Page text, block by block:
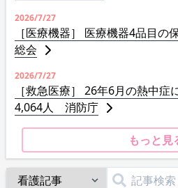
2026/7/27
［医療機器］ 医療機器4品目
総会
2026/7/27
［救急医療］ 26年6月の熱中症
4,064人 消防庁
もっと見